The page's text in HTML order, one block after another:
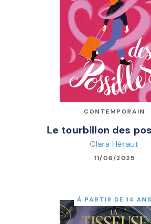
CONTEMPORAIN
Le tourbillon des
Clara Héraut
11/06/2025
À PARTIR DE 14 ANS